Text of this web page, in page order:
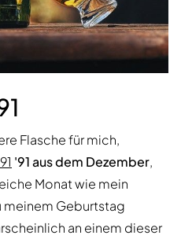
Flasche für mich,
'91 aus dem Dezember,
Monat wie mein
meinem Geburtstag
an einem dieser